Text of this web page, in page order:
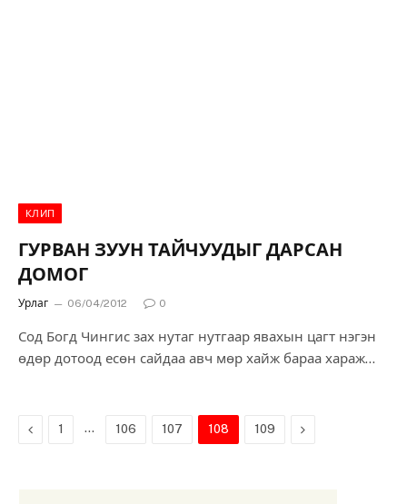
КЛИП
ГУРВАН ЗУУН ТАЙЧУУДЫГ ДАРСАН
ДОМОГ
Урлаг 06/04/2012 0
Сод Богд Чингис зах нутаг нутгаар явахын цагт нэгэн
өдөр дотоод есөн сайдаа авч мөр хайж бараа хараж
зарлиг болов.
Previous
1 … 106 107 108 109 Next